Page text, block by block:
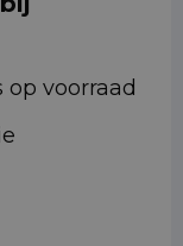
voorraad